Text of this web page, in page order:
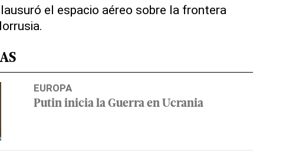
el espacio aéreo sobre la frontera
EUROPA
Putin inicia la Guerra en Ucrania